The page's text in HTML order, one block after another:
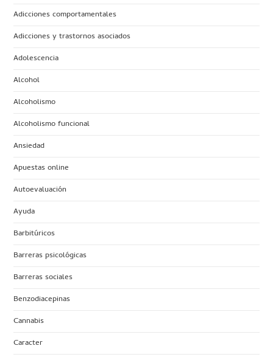
Adicciones comportamentales
Adicciones y trastornos asociados
Adolescencia
Alcohol
Alcoholismo
Alcoholismo funcional
Ansiedad
Apuestas online
Autoevaluación
Ayuda
Barbitúricos
Barreras psicológicas
Barreras sociales
Benzodiacepinas
Cannabis
Caracter